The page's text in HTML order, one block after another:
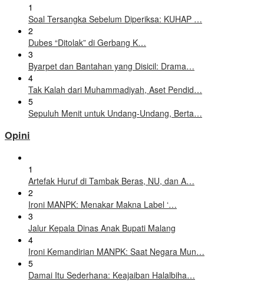
1
Soal Tersangka Sebelum Diperiksa: KUHAP …
2
Dubes “Ditolak” di Gerbang K…
3
Byarpet dan Bantahan yang Disicil: Drama…
4
Tak Kalah dari Muhammadiyah, Aset Pendid…
5
Sepuluh Menit untuk Undang-Undang, Berta…
Opini
1
Artefak Huruf di Tambak Beras, NU, dan A…
2
Ironi MANPK: Menakar Makna Label ‘…
3
Jalur Kepala Dinas Anak Bupati Malang
4
Ironi Kemandirian MANPK: Saat Negara Mun…
5
Damai Itu Sederhana: Keajaiban Halalbiha…